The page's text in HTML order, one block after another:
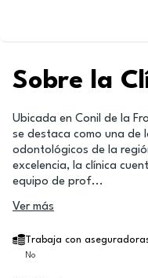
Sobre la
Ubicada en Conil de la
se destaca como una de
odontológicos de la
excelencia, la clínica
equipo de prof...
Ver más
Trabaja con
No